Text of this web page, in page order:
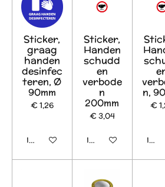
Sticker,
graag
handen
desinfec
teren, Ø
90mm
€ 1,26
In winkelwagen
Sticker,
Handen
schudd
en
verbode
n
200mm
€ 3,04
In winkelwagen
n,
€
In